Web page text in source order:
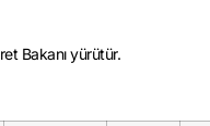
Bakanı yürütür.